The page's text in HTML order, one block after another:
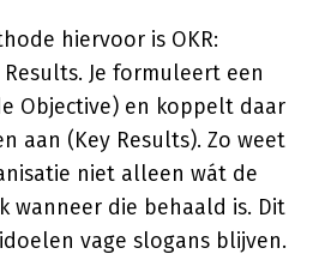
hiervoor is OKR:
Je formuleert een
Objective) en koppelt daar
aan (Key Results). Zo weet
niet alleen wát de
wanneer die behaald is. Dit
vage slogans blijven.